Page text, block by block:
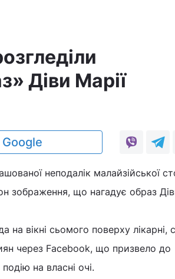
Діви Марії
Google
неподалік малайзійської
зображення, що нагадує образ
вікні сьомого поверху лікарні,
через Facebook, що призвело до
на власні очі.